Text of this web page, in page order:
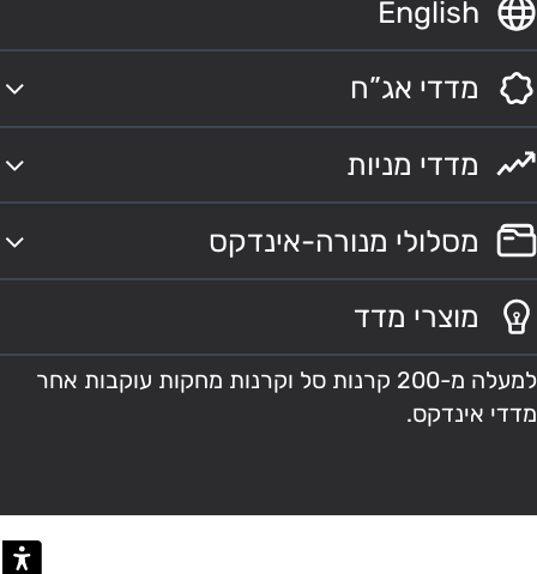
English
מדדי אג”ח
מדדי מניות
מסלולי מנורה-אינדקס
מוצרי מדד
למעלה מ-200 קרנות סל וקרנות מחקות עוקבות אחר
מדדי אינדקס.